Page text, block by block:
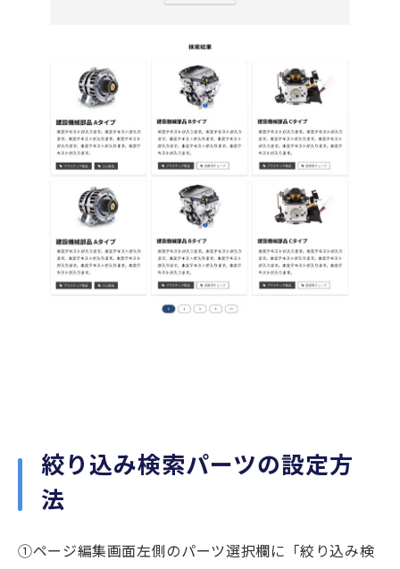
絞り込み検索パーツの設定方
法
①ページ編集画面左側のパーツ選択欄に「絞り込み検